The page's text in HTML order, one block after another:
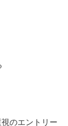
のエントリー